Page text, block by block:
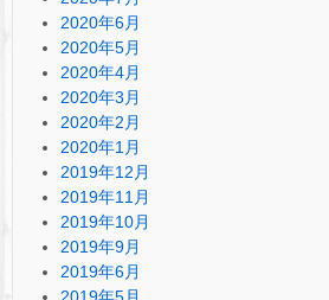
2020年6月
2020年5月
2020年4月
2020年3月
2020年2月
2020年1月
2019年12月
2019年11月
2019年10月
2019年9月
2019年6月